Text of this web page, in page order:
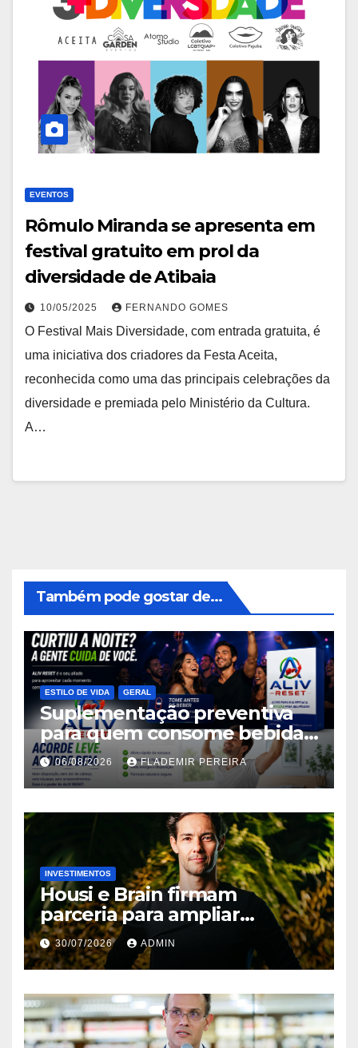
EVENTOS
Rômulo Miranda se apresenta em
festival gratuito em prol da
diversidade de Atibaia
10/05/2025 FERNANDO GOMES
O Festival Mais Diversidade, com entrada gratuita, é
uma iniciativa dos criadores da Festa Aceita,
reconhecida como uma das principais celebrações da
diversidade e premiada pelo Ministério da Cultura.
A…
Também pode gostar de...
ESTILO DE VIDA GERAL
Suplementação preventiva
para quem consome bebidas
alcoólicas ganha espaço no
mercado brasileiro
06/08/2026 FLADEMIR PEREIRA
INVESTIMENTOS
Housi e Brain firmam
parceria para ampliar
inteligência de mercado em
lançamentos imobiliários
30/07/2026 ADMIN